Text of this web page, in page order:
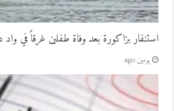
استنفار بزاكورة بعد وفاة طفلين غرقاً في واد
يومين ago